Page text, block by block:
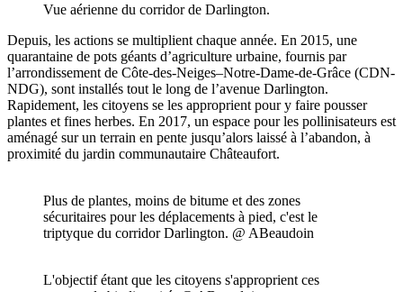
Vue aérienne du corridor de Darlington.
Depuis, les actions se multiplient chaque année. En 2015, une
quarantaine de pots géants d’agriculture urbaine, fournis par
l’arrondissement de Côte-des-Neiges–Notre-Dame-de-Grâce (CDN-
NDG), sont installés tout le long de l’avenue Darlington.
Rapidement, les citoyens se les approprient pour y faire pousser
plantes et fines herbes. En 2017, un espace pour les pollinisateurs est
aménagé sur un terrain en pente jusqu’alors laissé à l’abandon, à
proximité du jardin communautaire Châteaufort.
Plus de plantes, moins de bitume et des zones
sécuritaires pour les déplacements à pied, c'est le
triptyque du corridor Darlington. @ ABeaudoin
L'objectif étant que les citoyens s'approprient ces